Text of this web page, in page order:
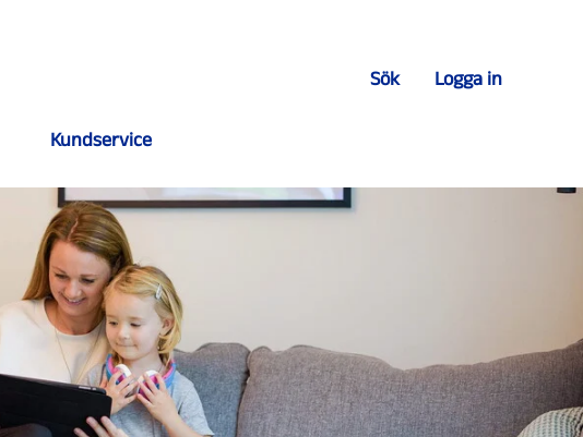
Sök Logga in
Kundservice